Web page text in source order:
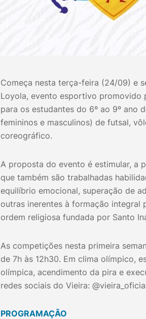
Começa nesta terça-feira (24/09) e
Loyola, evento esportivo promovido
para os estudantes do 6º ao 9º ano
femininos e masculinos) de futsal,
coreográfico.
A proposta do evento é estimular, a
que também são trabalhadas
equilíbrio emocional, superação de
outras inerentes à formação integral
ordem religiosa fundada por Santo
As competições nesta primeira
de 7h às 12h30. Em clima olímpico,
olímpica, acendimento da pira e
redes sociais do Vieira:
PROGRAMAÇÃO